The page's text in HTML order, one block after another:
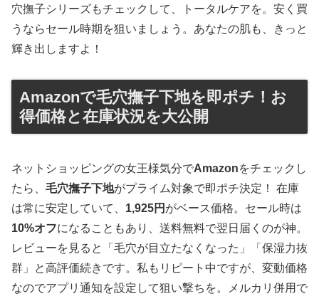
穴撫子シリーズもチェックして、トータルケアを。安く買
うならセール時期を狙いましょう。あなたの肌も、きっと
輝き出しますよ！
Amazonで毛穴撫子下地を即ポチ！お
得価格と在庫状況を大公開
ネットショッピングの女王様気分でAmazonをチェックし
たら、 毛穴撫子下地がプライム対象で即ポチ決定！ 在庫
は常に安定していて、 1,925円 がベース価格。セール時は
10%オフになることもあり、送料無料で翌日届くのが神。
レビューを見ると「毛穴が目立たなくなった」「保湿力抜
群」と高評価続きです。私もリピート中ですが、変動価格
なのでアプリ通知を設定して狙い撃ちを。メルカリ併用で